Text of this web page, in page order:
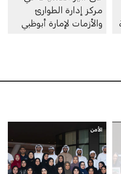
مركز إدارة الطوارئ
والأزمات لإمارة أبوظبي
الأمن